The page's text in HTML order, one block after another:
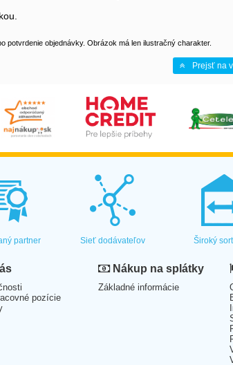
potvrdenie objednávky. Obrázok má len ilustračný charakter.
Prejsť na
partner Sieť dodávateľov Široký
pozície
Nákup na splátky
Základné informácie